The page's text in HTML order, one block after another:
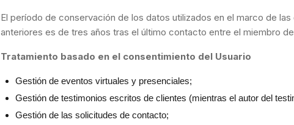
El período de conservación de los datos utilizados en el marco de
anteriores es de tres años tras el último contacto entre el miembro
Tratamiento basado en el consentimiento del Usuario
Gestión de eventos virtuales y presenciales;
Gestión de testimonios escritos de clientes (mientras el autor del
Gestión de las solicitudes de contacto;